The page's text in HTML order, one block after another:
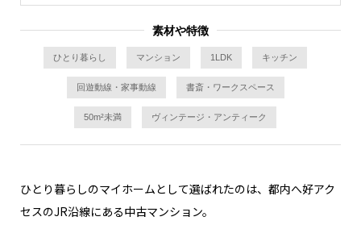
ひとり暮らしのマイホームとして選ばれたのは、都内へ好アク
セスのJR沿線にある中古マンション。
素材や特徴
ひとり暮らし マンション 1LDK キッチン
回遊動線・家事動線 書斎・ワークスペース
50m²未満 ヴィンテージ・アンティーク